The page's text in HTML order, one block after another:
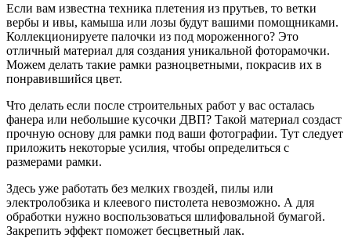
Если вам известна техника плетения из прутьев, то ветки
вербы и ивы, камыша или лозы будут вашими помощниками.
Коллекционируете палочки из под мороженного? Это
отличный материал для создания уникальной фоторамочки.
Можем делать такие рамки разноцветными, покрасив их в
понравившийся цвет.
Что делать если после строительных работ у вас осталась
фанера или небольшие кусочки ДВП? Такой материал создаст
прочную основу для рамки под ваши фотографии. Тут следует
приложить некоторые усилия, чтобы определиться с
размерами рамки.
Здесь уже работать без мелких гвоздей, пилы или
электролобзика и клеевого пистолета невозможно. А для
обработки нужно воспользоваться шлифовальной бумагой.
Закрепить эффект поможет бесцветный лак.